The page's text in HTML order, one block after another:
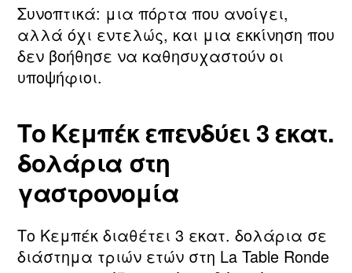
Συνοπτικά: μια πόρτα που ανοίγει,
αλλά όχι εντελώς, και μια εκκίνηση που
δεν βοήθησε να καθησυχαστούν οι
υποψήφιοι.
Το Κεμπέκ επενδύει 3 εκατ.
δολάρια στη
γαστρονομία
Το Κεμπέκ διαθέτει 3 εκατ. δολάρια σε
διάστημα τριών ετών στη La Table Ronde